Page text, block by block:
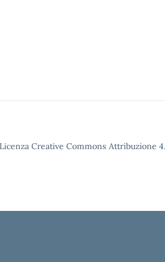
Creative Commons Attribuzione